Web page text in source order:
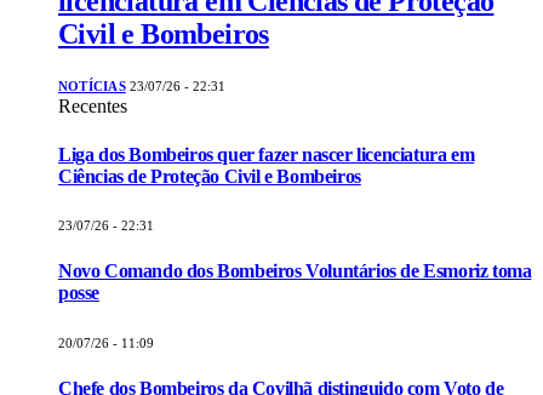
Civil e Bombeiros
NOTÍCIAS 23/07/26 - 22:31
Recentes
Liga dos Bombeiros quer fazer nascer licenciatura em
Ciências de Proteção Civil e Bombeiros
23/07/26 - 22:31
Novo Comando dos Bombeiros Voluntários de Esmoriz toma
posse
20/07/26 - 11:09
Chefe dos Bombeiros da Covilhã distinguido com Voto de